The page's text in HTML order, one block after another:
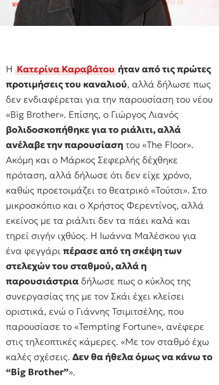
ΗΚατερίνα Καραβάτουήταν από τις πρώτες
προτιμήσεις του καναλιού, αλλά δήλωσε πως
δεν ενδιαφέρεται για την παρουσίαση του νέου
«Big Brother». Επίσης, ο Γιώργος Λιανός
βολιδοσκοπήθηκε για το ριάλιτι, αλλά
ανέλαβε την παρουσίαση του «The Floor».
Ακόμη και ο Μάρκος Σεφερλής δέχθηκε
πρόταση, αλλά δήλωσε ότι δεν είχε χρόνο,
καθώς προετοιμάζει το θεατρικό «Τούτσι». Στο
μικροσκόπιο και ο Χρήστος Φερεντίνος, αλλά
εκείνος με τα ριάλιτι δεν τα πάει καλά και
τηρεί σιγήν ιχθύος. Η Ιωάννα Μαλέσκου για
ένα φεγγάρι πέρασε από τη σκέψη των
στελεχών του σταθμού, αλλά η
παρουσιάστρια δήλωσε πως ο κύκλος της
συνεργασίας της με τον Σκάι έχει κλείσει
οριστικά, ενώ ο Γιάννης Τσιμιτσέλης, που
παρουσίασε το «Tempting Fortune», ανέφερε
στις τηλεοπτικές κάμερες. «Mε τον σταθμό έχω
καλές σχέσεις. Δεν θα ήθελα όμως να κάνω το
“Big Brother”».